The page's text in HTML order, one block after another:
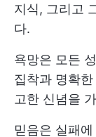
지식, 그리고
다.
욕망은 모든
집착과 명확
고한 신념을
믿음은 실패